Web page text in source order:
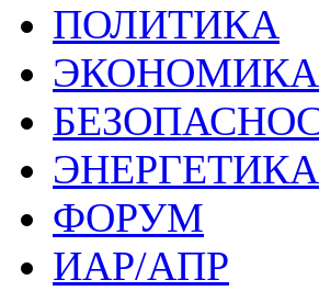
ПОЛИТИКА
ЭКОНОМИКА
ЭНЕРГЕТИКА
ФОРУМ
ИАР/АПР